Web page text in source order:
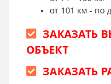
от 101 км - по
ЗАКАЗАТЬ
ОБЪЕКТ
ЗАКАЗАТЬ